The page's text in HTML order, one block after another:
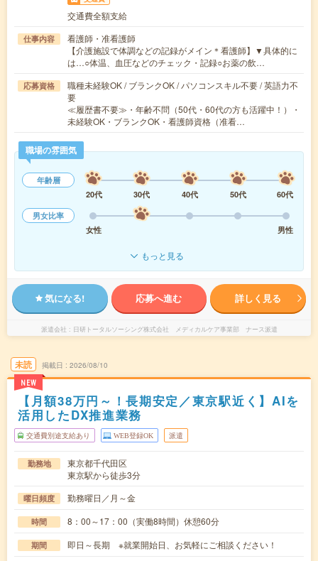
交通費全額支給
仕事内容
看護師・准看護師
【介護施設で体調などの記録がメイン＊看護師】▼具体的に
は…○体温、血圧などのチェック・記録○お薬の飲…
応募資格
職種未経験OK / ブランクOK / パソコンスキル不要 / 英語力不
要
≪履歴書不要≫・年齢不問（50代・60代の方も活躍中！）・
未経験OK・ブランクOK・看護師資格（准看…
職場の雰囲気
年齢層
20代
30代 40代 50代
60代
男女比率
女性
男性
もっと見る
気になる! 応募へ進む 詳しく見る
派遣会社 日研トータルソーシング株式会社 メディカルケア事業部 ナース派遣
未読
NEW
掲載日 2026/08/10
【月額38万円～！長期安定／東京駅近く】AIを
活用したDX推進業務
交通費別途支給あり WEB登録OK 派遣
勤務地
東京都千代田区
東京駅から徒歩3分
曜日頻度 勤務曜日／月～金
時間 8：00～17：00（実働8時間）休憩60分
期間 即日～長期 ※就業開始日、お気軽にご相談ください！